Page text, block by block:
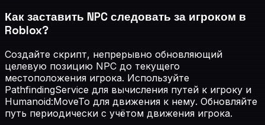
Как заставить NPC следовать за игроком в
Roblox?
Создайте скрипт, непрерывно обновляющий
целевую позицию NPC до текущего
местоположения игрока. Используйте
PathfindingService для вычисления путей к игроку и
Humanoid:MoveTo для движения к нему. Обновляйте
путь периодически с учётом движения игрока.